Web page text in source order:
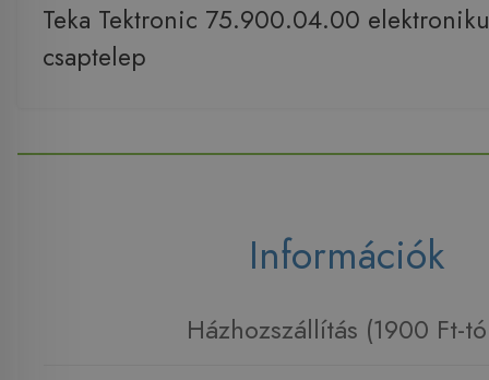
Teka Tektronic 75.900.04.00
csaptelep
Információk
Házhozszállítás (1900 Ft-